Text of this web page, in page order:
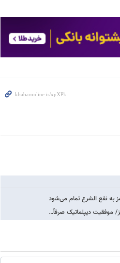
به نفع الشرع تمام می‌شود
موفقیت دیپلماتیک صرفاً…